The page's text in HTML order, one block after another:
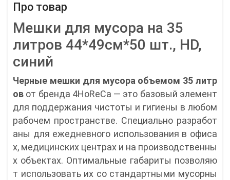
Про товар
Мешки для мусора на 35
литров 44*49см*50 шт., HD,
синий
Черные мешки для мусора объемом 35 литр
ов от бренда 4HoReCa — это базовый элемент
для поддержания чистоты и гигиены в любом
рабочем пространстве. Специально разработ
аны для ежедневного использования в офиса
х, медицинских центрах и на производственны
х объектах. Оптимальные габариты позволяю
т использовать их со стандартными мусорны